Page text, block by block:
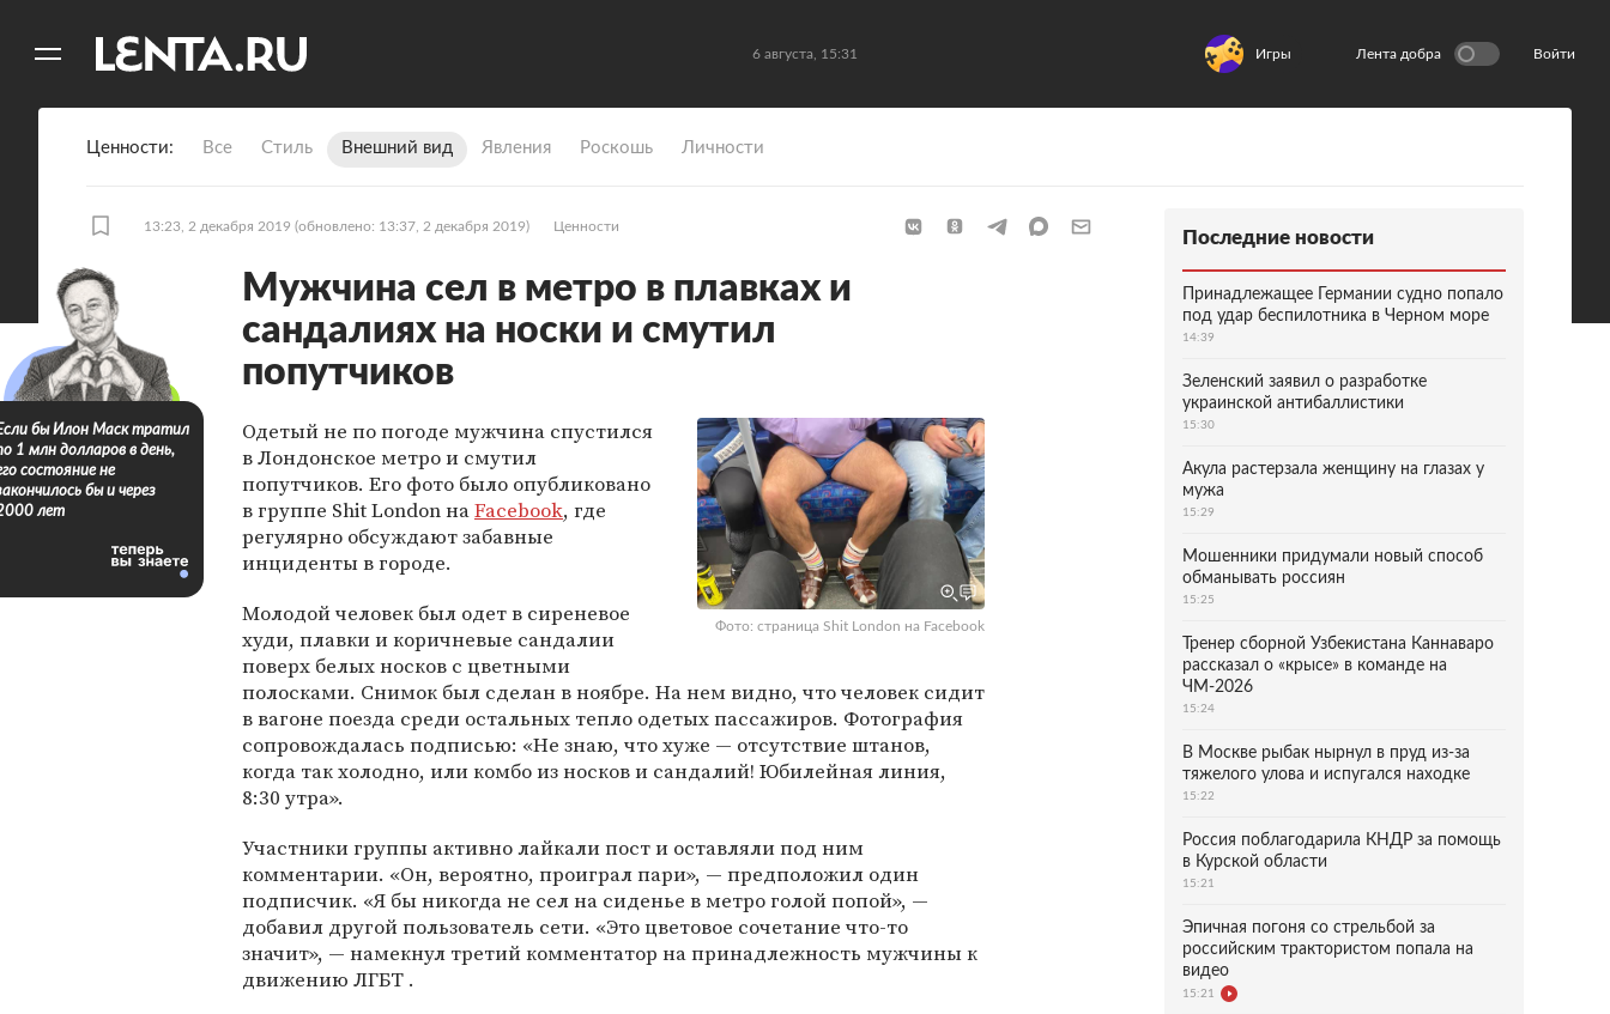
6 августа, 15:31 Игры Лента добра Войти
Ценности Все Стиль Внешний вид Явления Роскошь Личности
13:23, 2 декабря 2019 (обновлено: 13:37, 2 декабря 2019) Ценности
Мужчина сел в метро в плавках и
сандалиях на носки и смутил
попутчиков
Фото: страница Shit London на Facebook
Одетый не по погоде мужчина спустился
в Лондонское метро и смутил
попутчиков. Его фото было опубликовано
в группе Shit London наFacebook, где
регулярно обсуждают забавные
инциденты в городе.
Молодой человек был одет в сиреневое
худи, плавки и коричневые сандалии
поверх белых носков с цветными
полосками. Снимок был сделан в ноябре. На нем видно, что человек сидит
в вагоне поезда среди остальных тепло одетых пассажиров. Фотография
сопровождалась подписью: «Не знаю, что хуже — отсутствие штанов,
когда так холодно, или комбо из носков и сандалий! Юбилейная линия,
8:30 утра».
Участники группы активно лайкали пост и оставляли под ним
комментарии. «Он, вероятно, проиграл пари», — предположил один
подписчик. «Я бы никогда не сел на сиденье в метро голой попой», —
добавил другой пользователь сети. «Это цветовое сочетание что-то
значит», — намекнул третий комментатор на принадлежность мужчины к
движению ЛГБТ .
бы Илон Маск тратил
1 млн долларов в день,
состояние не
бы и через
лет
Последние новости
Принадлежащее Германии судно попало
под удар беспилотника в Черном море
14:39
Зеленский заявил о разработке
украинской антибаллистики
15:30
Акула растерзала женщину на глазах у
мужа
15:29
Мошенники придумали новый способ
обманывать россиян
15:25
Тренер сборной Узбекистана Каннаваро
рассказал о «крысе» в команде на
ЧМ-2026
15:24
В Москве рыбак нырнул в пруд из-за
тяжелого улова и испугался находке
15:22
Россия поблагодарила КНДР за помощь
в Курской области
15:21
Эпичная погоня со стрельбой за
российским трактористом попала на
видео
15:21